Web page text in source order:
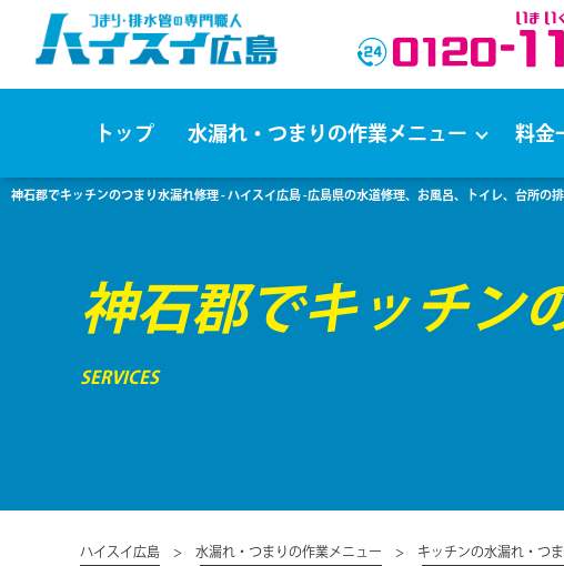
トップ 水漏れ・つまりの作業メニュー 料金
神石郡でキッチンのつまり水漏れ修理 - ハイスイ広島 -広島県の水道修理、お風呂、トイレ、台所の
神石郡でキッチン
SERVICES
ハイスイ広島 水漏れ・つまりの作業メニュー キッチンの水漏れ・つま